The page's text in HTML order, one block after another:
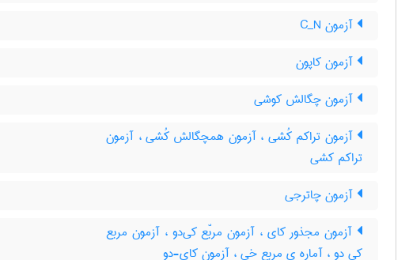
آزمون C‌_‌N
آزمون کاپون
آزمون چگالش کوشی
آزمون تراکم کُشی ، آزمون همچگالش کُشی ، آزمون
تراکم کشی
آزمون چاترجی
آزمون مجذور کای ، آزمون مربّع کی‌دو ، آزمون مربع
کی دو ، آماره ی مربع خی ، آزمون کای-دو